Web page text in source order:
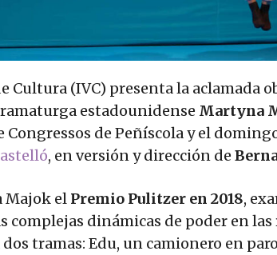
Cultura (IVC) presenta la aclamada
estadounidense Martyna
Congressos de Peñíscola y el
, en versión y dirección de
Majok el Premio Pulitzer en 2018,
complejas dinámicas de poder en
tramas: Edu, un camionero en